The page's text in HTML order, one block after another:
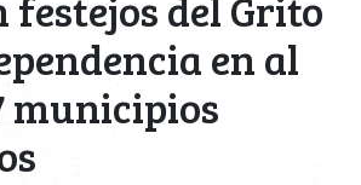
en al
municipios